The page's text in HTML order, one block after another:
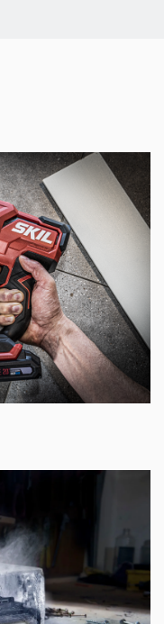
ve çalışma
çalışma
sağlanır
sayesinde
yaşayın
kalibre çivi (1,2 mm)
çiviye kadar atış